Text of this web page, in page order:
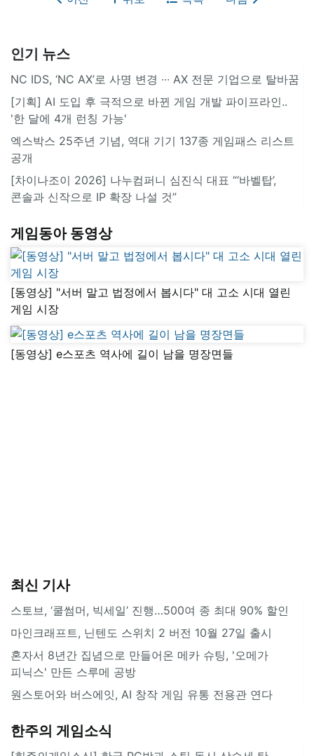
인기 뉴스
NC IDS, ‘NC AX’로 사명 변경 ∙∙∙ AX 전문 기업으로 탈바꿈
[기획] AI 도입 후 극적으로 바뀐 게임 개발 파이프라인..
'한 달에 4개 런칭 가능'
엑스박스 25주년 기념, 역대 기기 137종 게임패스 리스트
공개
[차이나조이 2026] 나누컴퍼니 심진식 대표 “‘바벨탑’,
콘솔과 신작으로 IP 확장 나설 것”
게임동아 동영상
[동영상] "서버 말고 법정에서 봅시다" 대 고소 시대 열린
게임 시장
[동영상] e스포츠 역사에 길이 남을 명장면들
최신 기사
스토브, ‘쿨썸머, 빅세일’ 진행…500여 종 최대 90% 할인
마인크래프트, 닌텐도 스위치 2 버전 10월 27일 출시
혼자서 8년간 집념으로 만들어온 메카 슈팅, '오메가
피닉스' 만든 스루메 공방
원스토어와 버스에잇, AI 창작 게임 유통 전용관 연다
한주의 게임소식